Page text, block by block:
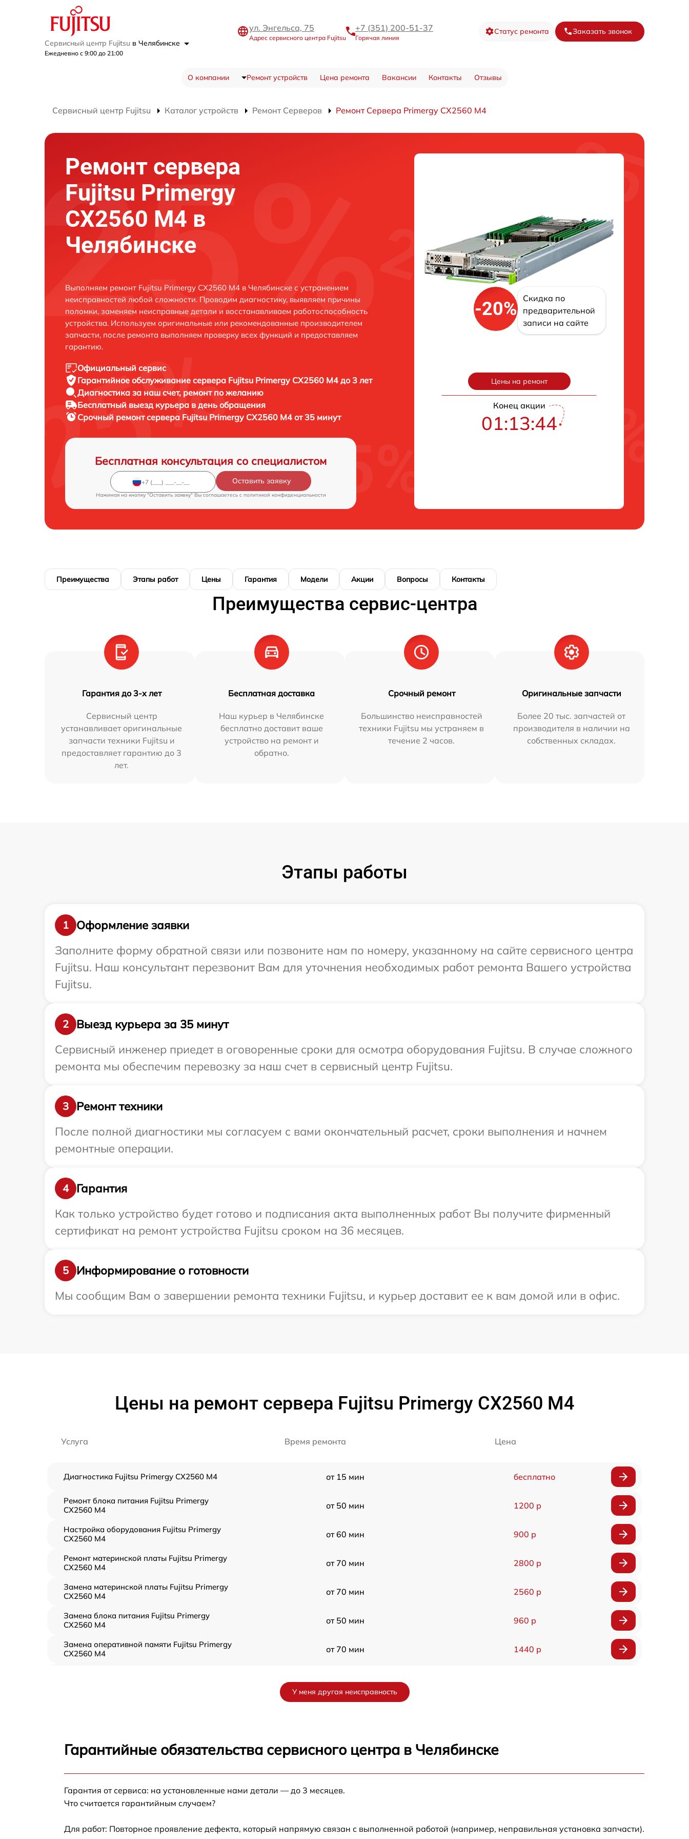
Сервисный центр Fujitsu в Челябинске
Ежедневно с 9:00 до 21:00
ул. Энгельса, 75
Адрес сервисного центра Fujitsu
+7 (351) 200-51-37
Горячая линия
Статус ремонта Заказать звонок
О компании Ремонт устройств Цена ремонта Вакансии Контакты Отзывы
Сервисный центр Fujitsu Каталог устройств Ремонт Серверов Ремонт Сервера Primergy CX2560 M4
Ремонт сервера
Fujitsu Primergy
CX2560 M4 в
Челябинске
Выполняем ремонт Fujitsu Primergy CX2560 M4 в Челябинске с устранением
неисправностей любой сложности. Проводим диагностику, выявляем причины
поломки, заменяем неисправные детали и восстанавливаем работоспособность
устройства. Используем оригинальные или рекомендованные производителем
запчасти, после ремонта выполняем проверку всех функций и предоставляем
гарантию.
Официальный сервис
Гарантийное обслуживание сервера Fujitsu Primergy CX2560 M4 до 3 лет
Диагностика за наш счет, ремонт по желанию
Бесплатный выезд курьера в день обращения
Срочный ремонтсервера Fujitsu Primergy CX2560 M4 от 35 минут
Бесплатная консультация со специалистом
Оставить заявку
Нажимая на кнопку "Оставить заявку" Вы соглашаетесь c политикой конфиденциальности
-20%
Скидка по
предварительной
записи на сайте
Цены на ремонт
Конец акции
01:13:43
Преимущества Этапы работ Цены Гарантия Модели Акции Вопросы Контакты
Преимущества сервис-центра
Гарантия до 3-х лет
Сервисный центр
устанавливает оригинальные
запчасти техники Fujitsu и
предоставляет гарантию до 3
лет.
Бесплатная доставка
Наш курьер в Челябинске
бесплатно доставит ваше
устройство на ремонт и
обратно.
Срочный ремонт
Большинство неисправностей
техники Fujitsu мы устраняем в
течение 2 часов.
Оригинальные запчасти
Более 20 тыс. запчастей от
производителя в наличии на
собственных складах.
Этапы работы
1
Оформление заявки
Заполните форму обратной связи или позвоните нам по номеру, указанному на сайте сервисного центра
Fujitsu. Наш консультант перезвонит Вам для уточнения необходимых работ ремонта Вашего устройства
Fujitsu.
2
Выезд курьера за 35 минут
Сервисный инженер приедет в оговоренные сроки для осмотра оборудования Fujitsu. В случае сложного
ремонта мы обеспечим перевозку за наш счет в сервисный центр Fujitsu.
3
Ремонт техники
После полной диагностики мы согласуем с вами окончательный расчет, сроки выполнения и начнем
ремонтные операции.
4
Гарантия
Как только устройство будет готово и подписания акта выполненных работ Вы получите фирменный
сертификат на ремонт устройства Fujitsu сроком на 36 месяцев.
5
Информирование о готовности
Мы сообщим Вам о завершении ремонта техники Fujitsu, и курьер доставит ее к вам домой или в офис.
Цены на ремонт сервера Fujitsu Primergy CX2560 M4
Услуга Время ремонта Цена
Диагностика Fujitsu Primergy CX2560 M4 от 15 мин бесплатно
Ремонт блока питания Fujitsu Primergy
CX2560 M4
от 50 мин 1200 р
Настройка оборудования Fujitsu Primergy
CX2560 M4
от 60 мин 900 р
Ремонт материнской платы Fujitsu Primergy
CX2560 M4
от 70 мин 2800 р
Замена материнской платы Fujitsu Primergy
CX2560 M4
от 70 мин 2560 р
Замена блока питания Fujitsu Primergy
CX2560 M4
от 50 мин 960 р
Замена оперативной памяти Fujitsu Primergy
CX2560 M4
от 70 мин 1440 р
Восстановление загрузчика BIOS Fujitsu
Ремонт СХД Fujitsu Primergy CX2560 M4 от 100 мин
Primergy CX2560 M4
У меня другая неисправность
Гарантийные обязательства сервисного центра в Челябинске
Гарантия от сервиса: на установленные нами детали — до 3 месяцев.
Что считается гарантийным случаем?
Для работ: Повторное проявление дефекта, который напрямую связан с выполненной работой (например, неправильная установка запчасти).